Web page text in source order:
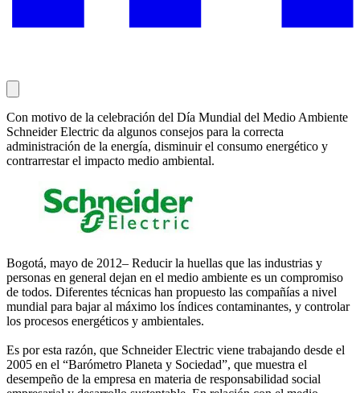
Con motivo de la celebración del Día Mundial del Medio Ambiente
Schneider Electric da algunos consejos para la correcta
administración de la energía, disminuir el consumo energético y
contrarrestar el impacto medio ambiental.
Bogotá, mayo de 2012– Reducir la huellas que las industrias y
personas en general dejan en el medio ambiente es un compromiso
de todos. Diferentes técnicas han propuesto las compañías a nivel
mundial para bajar al máximo los índices contaminantes, y controlar
los procesos energéticos y ambientales.
Es por esta razón, que Schneider Electric viene trabajando desde el
2005 en el “Barómetro Planeta y Sociedad”, que muestra el
desempeño de la empresa en materia de responsabilidad social